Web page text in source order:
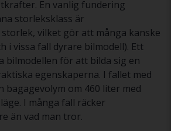
En vanlig fundering
storleksklass är
vilket gör att många kanske
i vissa fall dyrare bilmodell). Ett
bilmodellen för att bilda sig en
egenskaperna. I fallet med
bagagevolym om 460 liter med
I många fall räcker
än vad man tror.